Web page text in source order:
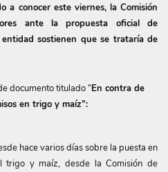
a conocer este viernes, la Comisión
ante la propuesta oficial de
sostienen que se trataría de
documento titulado “En contra de
en trigo y maíz”:
hace varios días sobre la puesta en
trigo y maíz, desde la Comisión de